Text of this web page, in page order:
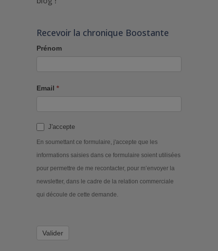
Recevoir la chronique Boostante
Prénom
Email *
J'accepte
En soumettant ce formulaire, j'accepte que les
informations saisies dans ce formulaire soient utilisées
pour permettre de me recontacter, pour m’envoyer la
newsletter, dans le cadre de la relation commerciale
qui découle de cette demande.
Valider